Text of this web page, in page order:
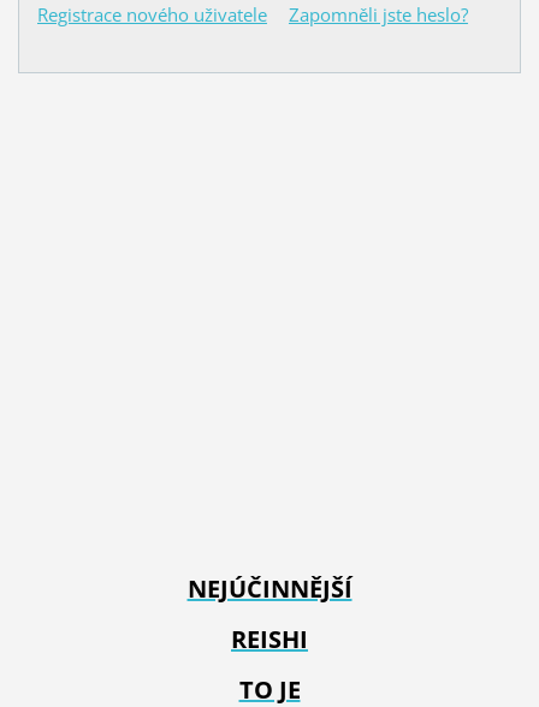
Registrace nového uživatele Zapomněli jste heslo?
NEJÚČINNĚJŠÍ
REISHI
TO JE